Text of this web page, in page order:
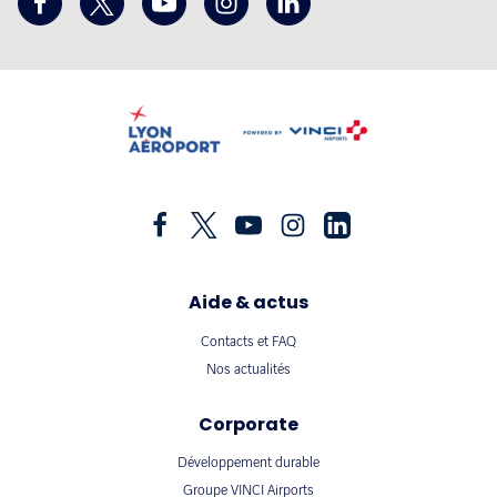
Aide & actus
Contacts et FAQ
Nos actualités
Corporate
Développement durable
Groupe VINCI Airports